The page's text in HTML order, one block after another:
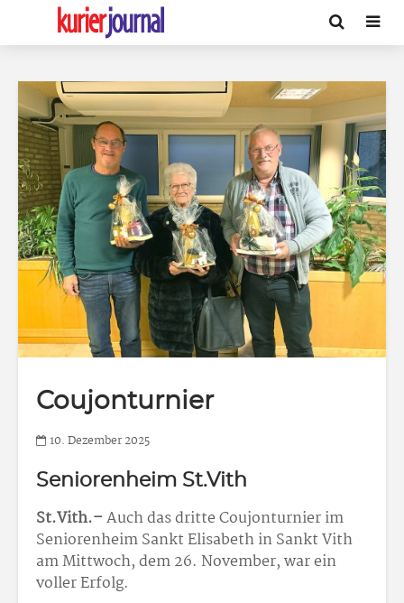
Coujonturnier
10. Dezember 2025
Seniorenheim St.Vith
St.Vith.–Auch das dritte Coujonturnier im
Seniorenheim Sankt Elisabeth in Sankt Vith
am Mittwoch, dem 26. November, war ein
voller Erfolg.